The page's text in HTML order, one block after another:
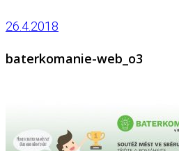
26.4.2018
baterkomanie-web_o3